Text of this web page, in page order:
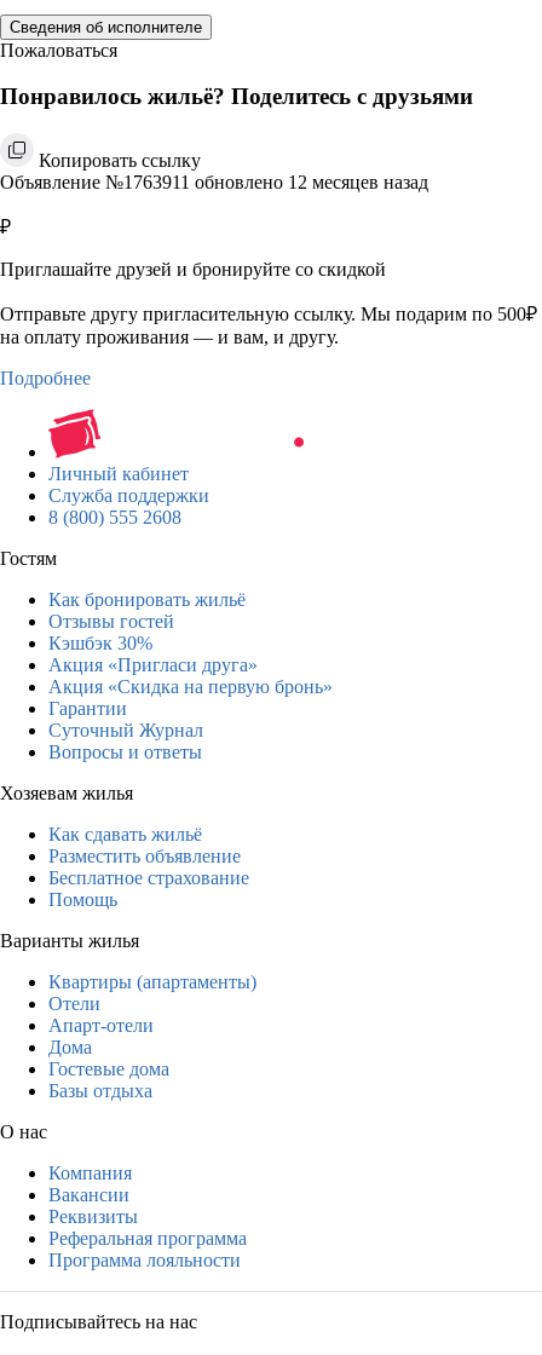
Сведения об исполнителе
Пожаловаться
Понравилось жильё? Поделитесь с друзьями
Копировать ссылку
Объявление №1763911 обновлено 12 месяцев назад
₽
Приглашайте друзей и бронируйте со скидкой
Отправьте другу пригласительную ссылку. Мы подарим по 500₽
на оплату проживания — и вам, и другу.
Подробнее
Личный кабинет
Служба поддержки
8 (800) 555 2608
Гостям
Как бронировать жильё
Отзывы гостей
Кэшбэк 30%
Акция «Пригласи друга»
Акция «Скидка на первую бронь»
Гарантии
Суточный Журнал
Вопросы и ответы
Хозяевам жилья
Как сдавать жильё
Разместить объявление
Бесплатное страхование
Помощь
Варианты жилья
Квартиры (апартаменты)
Отели
Апарт-отели
Дома
Гостевые дома
Базы отдыха
О нас
Компания
Вакансии
Реквизиты
Реферальная программа
Программа лояльности
Подписывайтесь на нас